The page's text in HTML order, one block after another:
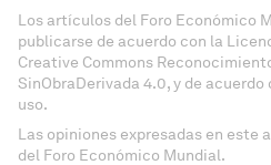
Los artículos del Foro Económico
publicarse de acuerdo con la
Creative Commons
SinObraDerivada 4.0, y de
uso.
Las opiniones expresadas en este
del Foro Económico Mundial.